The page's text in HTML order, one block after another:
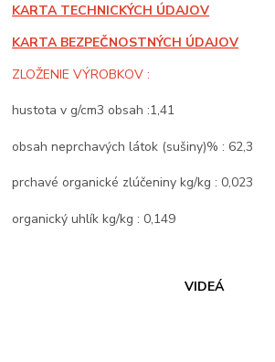
KARTA TECHNICKÝCH ÚDAJOV
KARTA BEZPEČNOSTNÝCH ÚDAJOV
ZLOŽENIE VÝROBKOV :
hustota v g/cm3 obsah :1,41
obsah neprchavých látok (sušiny)% : 62,3
prchavé organické zlúčeniny kg/kg : 0,023
organický uhlík kg/kg : 0,149
VIDEÁ